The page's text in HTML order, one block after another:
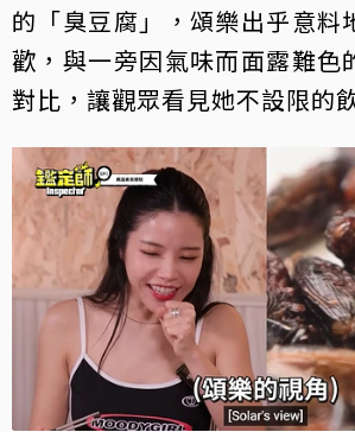
的「臭豆腐」，頌樂出乎意料
歡，與一旁因氣味而面露難色
對比，讓觀眾看見她不設限的